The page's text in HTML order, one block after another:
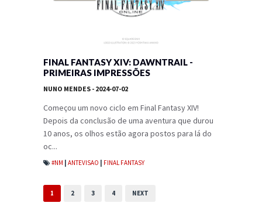
FINAL FANTASY XIV: DAWNTRAIL -
PRIMEIRAS IMPRESSÕES
NUNO MENDES - 2024-07-02
Começou um novo ciclo em Final Fantasy XIV!
Depois da conclusão de uma aventura que durou
10 anos, os olhos estão agora postos para lá do
oc...
#NM ANTEVISAO FINAL FANTASY
1 2 3 4 NEXT